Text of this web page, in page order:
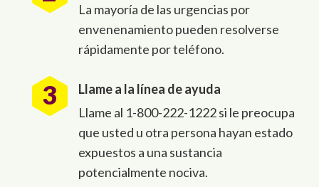
La mayoría de las urgencias por
envenenamiento pueden resolverse
rápidamente por teléfono.
Llame a la línea de ayuda
Llame al 1-800-222-1222 si le preocupa
que usted u otra persona hayan estado
expuestos a una sustancia
potencialmente nociva.